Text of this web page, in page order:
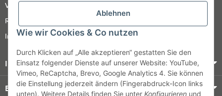
Ablehnen
Wie wir Cookies & Co nutzen
Durch Klicken auf „Alle akzeptieren“ gestatten Sie den
Einsatz folgender Dienste auf unserer Website: YouTube,
Vimeo, ReCaptcha, Brevo, Google Analytics 4. Sie können
die Einstellung jederzeit ändern (Fingerabdruck-Icon links
unten). Weitere Details finden Sie unter Konfigurieren und
Versandinformationen
Retour
Impressum
Informationen
Bezahlung & Versand